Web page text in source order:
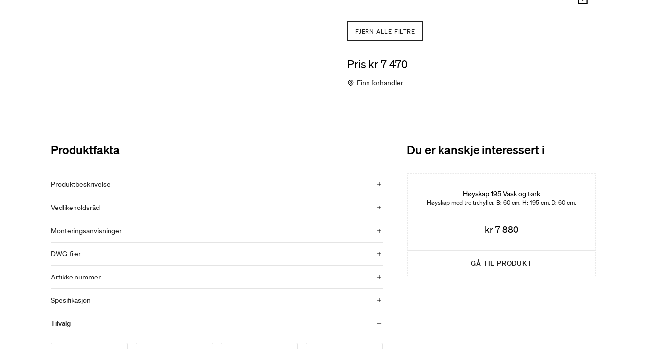
FJERN ALLE FILTRE
Pris kr 7 470
Finn forhandler
Produktfakta
Produktbeskrivelse
Vedlikeholdsråd
Monteringsanvisninger
DWG-filer
Artikkelnummer
Spesifikasjon
Tilvalg
Du er kanskje interessert i
Høyskap 195 Vask og tørk
Høyskap med tre trehyller. B: 60 cm. H: 195 cm. D: 60 cm.
kr 7 880
GÅ TIL PRODUKT